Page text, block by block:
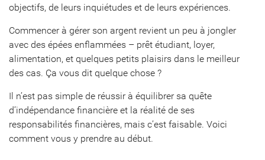
objectifs, de leurs inquiétudes et de leurs expériences.
Commencer à gérer son argent revient un peu à jongler
avec des épées enflammées – prêt étudiant, loyer,
alimentation, et quelques petits plaisirs dans le meilleur
des cas. Ça vous dit quelque chose ?
Il n’est pas simple de réussir à équilibrer sa quête
d’indépendance financière et la réalité de ses
responsabilités financières, mais c’est faisable. Voici
comment vous y prendre au début.